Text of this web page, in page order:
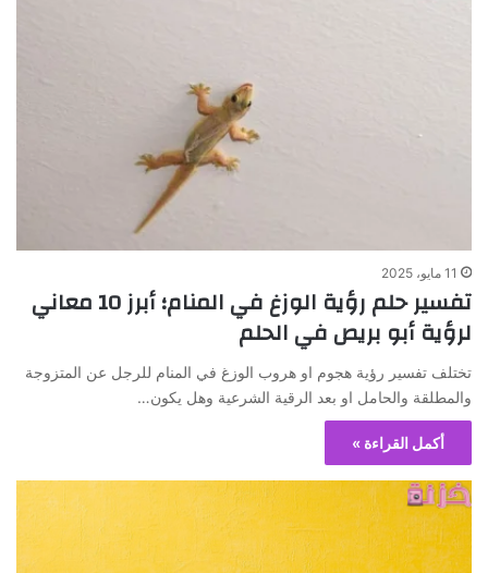
11 مايو، 2025
تفسير حلم رؤية الوزغ في المنام؛ أبرز 10 معاني
لرؤية أبو بريص في الحلم
تختلف تفسير رؤية هجوم او هروب الوزغ في المنام للرجل عن المتزوجة
والمطلقة والحامل او بعد الرقية الشرعية وهل يكون…
أكمل القراءة »